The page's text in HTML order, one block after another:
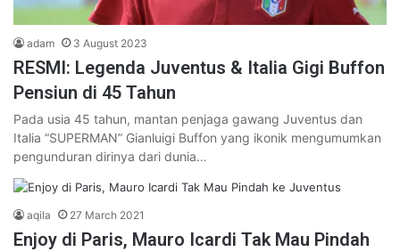
adam 3 August 2023
RESMI: Legenda Juventus & Italia Gigi Buffon
Pensiun di 45 Tahun
Pada usia 45 tahun, mantan penjaga gawang Juventus dan
Italia “SUPERMAN” Gianluigi Buffon yang ikonik mengumumkan
pengunduran dirinya dari dunia…
aqila 27 March 2021
Enjoy di Paris, Mauro Icardi Tak Mau Pindah